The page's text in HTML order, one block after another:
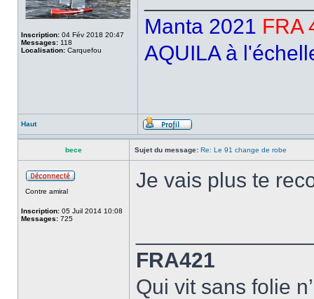
Inscription: 04 Fév 2018 20:47
Messages: 118
Localisation: Carquefou
Manta 2021 FRA
AQUILA à
Haut
bece Sujet du message: Re: Le 91 change de robe
Contre amiral
Inscription: 05 Juil 2014 10:08
Messages: 725
Je vais plus te
FRA421
Qui vit sans folie